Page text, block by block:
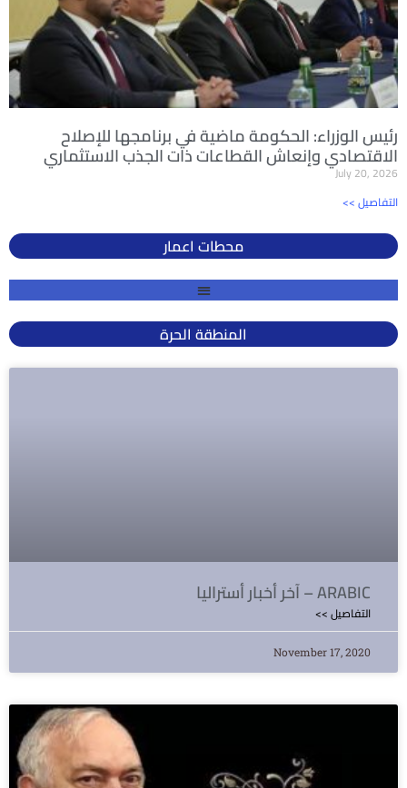
رئيس الوزراء: الحكومة ماضية في برنامجها للإصلاح
الاقتصادي وإنعاش القطاعات ذات الجذب الاستثماري
July 20, 2026
<< التفاصيل
محطات اعمار
المنطقة الحرة
آخر أخبار أستراليا – ARABIC
<< التفاصيل
November 17, 2020